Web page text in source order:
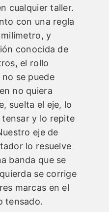
cualquier taller.
con una regla
y
conocida de
el rollo
se puede
no quiera
suelta el eje, lo
tensar y lo repite
eje de
lo resuelve
banda que se
se corrige
marcas en el
tensado.